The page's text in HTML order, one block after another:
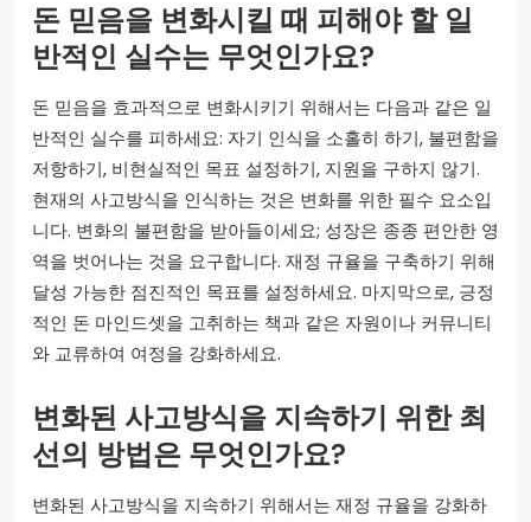
돈 믿음을 변화시킬 때 피해야 할 일
반적인 실수는 무엇인가요?
돈 믿음을 효과적으로 변화시키기 위해서는 다음과 같은 일
반적인 실수를 피하세요: 자기 인식을 소홀히 하기, 불편함을
저항하기, 비현실적인 목표 설정하기, 지원을 구하지 않기.
현재의 사고방식을 인식하는 것은 변화를 위한 필수 요소입
니다. 변화의 불편함을 받아들이세요; 성장은 종종 편안한 영
역을 벗어나는 것을 요구합니다. 재정 규율을 구축하기 위해
달성 가능한 점진적인 목표를 설정하세요. 마지막으로, 긍정
적인 돈 마인드셋을 고취하는 책과 같은 자원이나 커뮤니티
와 교류하여 여정을 강화하세요.
변화된 사고방식을 지속하기 위한 최
선의 방법은 무엇인가요?
변화된 사고방식을 지속하기 위해서는 재정 규율을 강화하